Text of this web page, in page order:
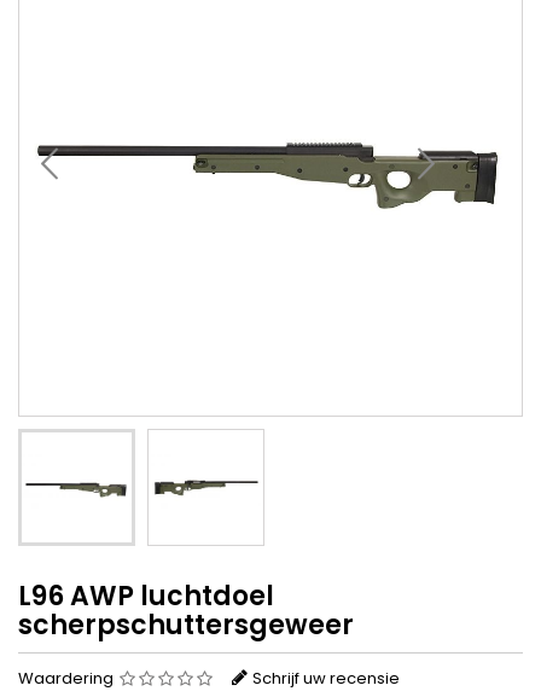
L96 AWP luchtdoel
scherpschuttersgeweer
Waardering Schrijf uw recensie